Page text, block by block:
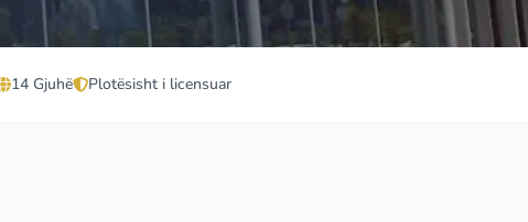
14 Gjuhë Plotësisht i licensuar